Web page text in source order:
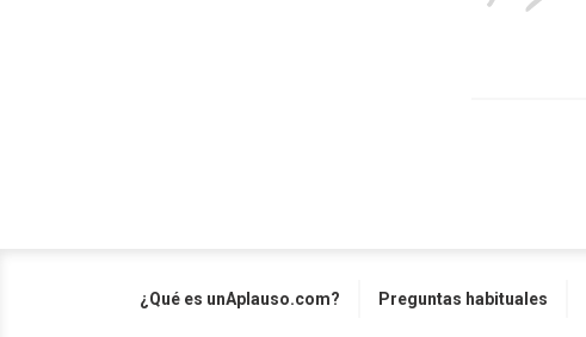
¿Qué es unAplauso.com? Preguntas habituales